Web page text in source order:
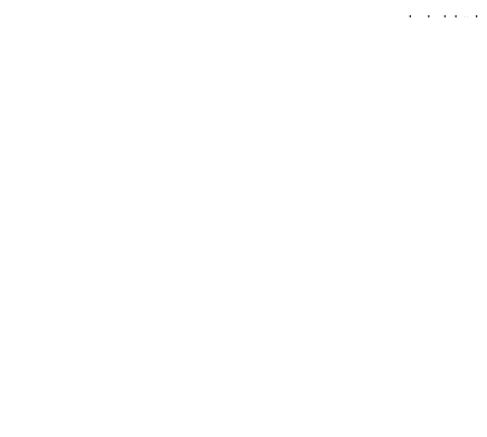
ارتباط با ما